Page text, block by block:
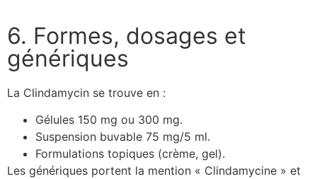
6. Formes, dosages et
génériques
La Clindamycin se trouve en :
Gélules 150 mg ou 300 mg.
Suspension buvable 75 mg/5 ml.
Formulations topiques (crème, gel).
Les génériques portent la mention « Clindamycine » et